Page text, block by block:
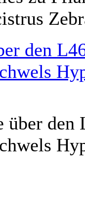
den
über den